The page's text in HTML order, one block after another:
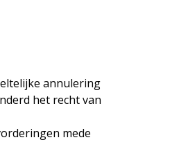
annulering
het recht van
mede